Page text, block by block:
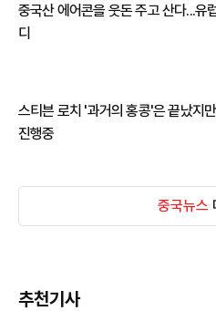
중국산 에어콘을 웃돈 주고 산다...유
디
스티븐 로치 '과거의 홍콩'은 끝났지
진행중
중국뉴스
추천기사